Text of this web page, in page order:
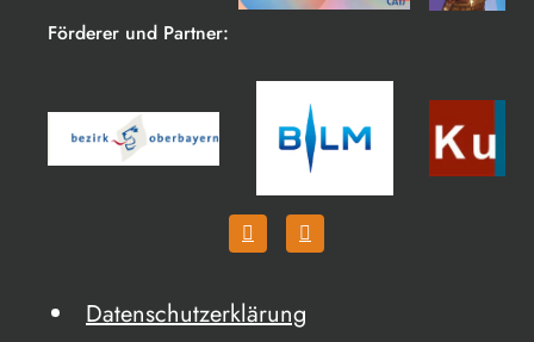
Förderer und Partner:
Datenschutzerklärung